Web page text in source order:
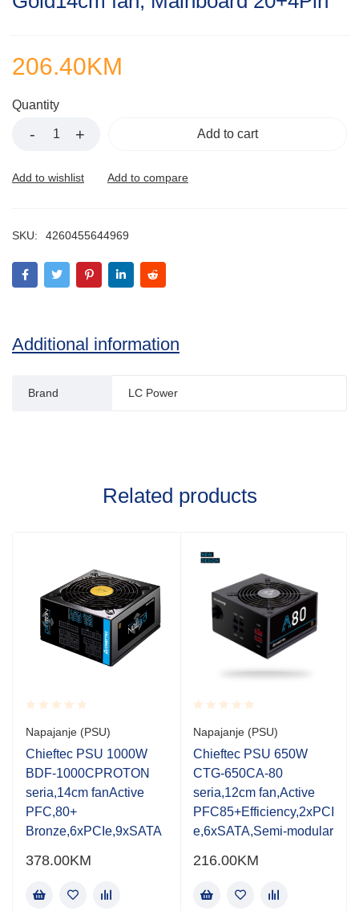
206.40KM
Quantity
Add to cart
SKU: 4260455644969
Additional information
Brand LC Power
Related products
Rated
0.001
out
of
5
Napajanje (PSU)
Chieftec PSU 1000W
BDF-1000CPROTON
seria,14cm fanActive
PFC,80+
Bronze,6xPCIe,9xSATA
378.00KM
Rated
0.001
out
of
5
Napajanje (PSU)
Chieftec PSU 650W
CTG-650CA-80
seria,12cm fan,Active
PFC85+Efficiency,2xPCI
e,6xSATA,Semi-modular
216.00KM